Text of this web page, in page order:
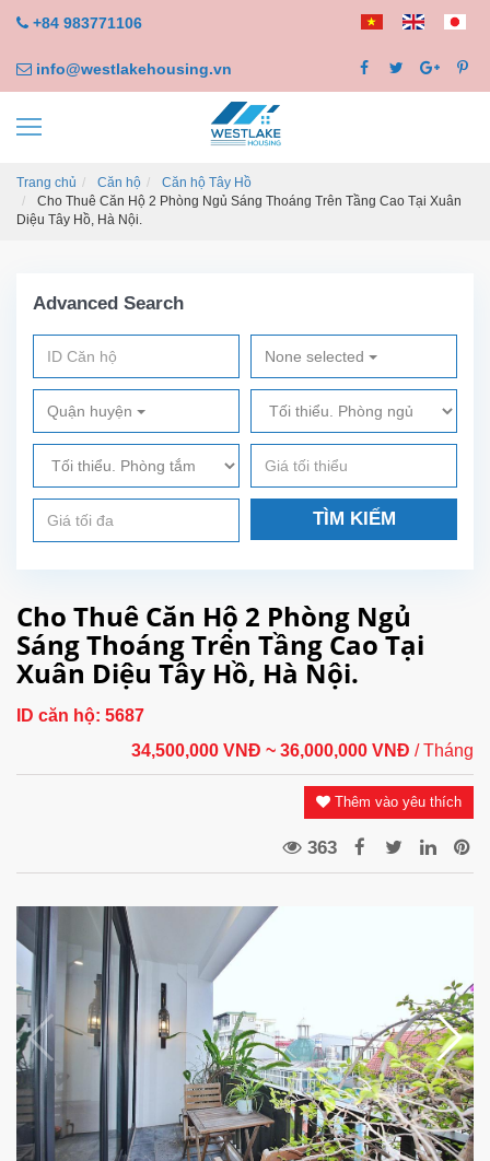
+84 983771106
info@westlakehousing.vn
Trang chủ Căn hộ
Căn hộ Tây Hồ
Cho Thuê Căn Hộ 2 Phòng Ngủ Sáng Thoáng Trên Tầng Cao Tại Xuân
Diệu Tây Hồ, Hà Nội.
Advanced Search
None selected
Quận huyện
TÌM KIẾM
Cho Thuê Căn Hộ 2 Phòng Ngủ
Sáng Thoáng Trên Tầng Cao Tại
Xuân Diệu Tây Hồ, Hà Nội.
ID căn hộ: 5687
34,500,000 VNĐ ~ 36,000,000 VNĐ / Tháng
Thêm vào yêu thích
363